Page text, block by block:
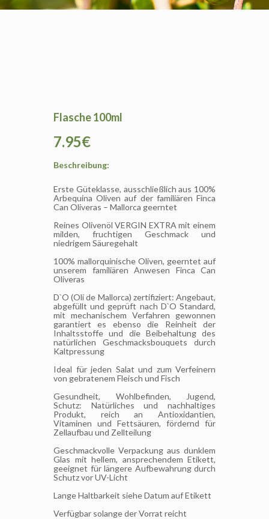
Flasche 100ml
7.95€
Beschreibung:
Erste Güteklasse, ausschließlich aus 100%
Arbequina Oliven auf der familiären Finca
Can Oliveras – Mallorca geerntet
Reines Olivenöl VERGIN EXTRA mit einem
milden, fruchtigen Geschmack und
niedrigem Säuregehalt
100% mallorquinische Oliven, geerntet auf
unserem familiären Anwesen Finca Can
Oliveras
D`O (Oli de Mallorca) zertifiziert: Angebaut,
abgefüllt und geprüft nach D`O Standard,
mit mechanischem Verfahren gewonnen
garantiert es ebenso die Reinheit der
Inhaltsstoffe und die Beibehaltung des
natürlichen Geschmacksbouquets durch
Kaltpressung
Ideal für jeden Salat und zum Verfeinern
von gebratenem Fleisch und Fisch
Gesundheit, Wohlbefinden, Jugend,
Schutz: Natürliches und nachhaltiges
Produkt, reich an Antioxidantien,
Vitaminen und Fettsäuren, fördernd für
Zellaufbau und Zellteilung
Geschmackvolle Verpackung aus dunklem
Glas mit hellem, ansprechendem Etikett,
geeignet für längere Aufbewahrung durch
Schutz vor UV-Licht
Lange Haltbarkeit siehe Datum auf Etikett
Verfügbar solange der Vorrat reicht